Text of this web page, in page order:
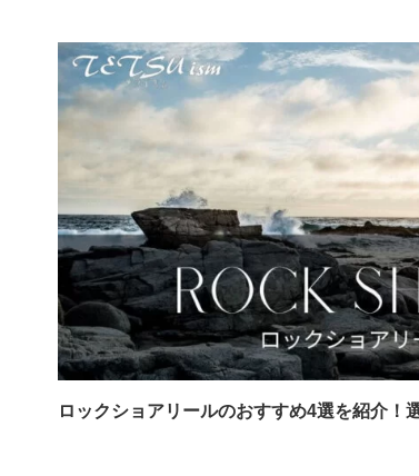
ロックショアリールのおすすめ4選を紹介！